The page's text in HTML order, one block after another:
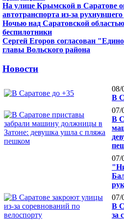
На улице Крымской в Саратове
автотранспорта из-за
Ночью над Саратовской
беспилотники
Сергей Егоров согласован
главы Вольского района
Новости
08/
В
07/
В
07/
07/
В
за